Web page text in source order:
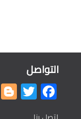
التواصل